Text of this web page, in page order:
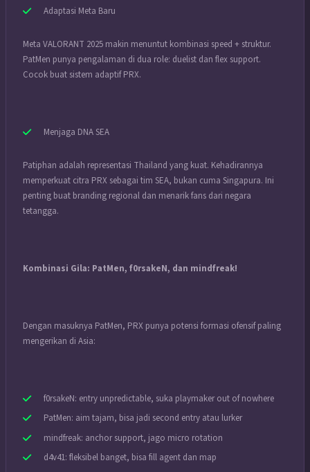
Adaptasi Meta Baru
Meta VALORANT 2025 makin menuntut kombinasi speed + struktur.
PatMen punya pengalaman di dua role: duelist dan flex support.
Cocok buat sistem adaptif PRX.
Menjaga DNA SEA
Patiphan adalah representasi Thailand yang kuat. Kehadirannya
memperkuat citra PRX sebagai tim SEA, bukan cuma Singapura. Ini
penting buat branding regional dan menarik fans dari negara
tetangga.
Kombinasi Gila: PatMen, f0rsakeN, dan mindfreak!
Dengan masuknya PatMen, PRX punya potensi formasi ofensif paling
mengerikan di Asia:
f0rsakeN: entry unpredictable, suka playmaker out of nowhere
PatMen: aim tajam, bisa jadi second entry atau lurker
mindfreak: anchor support, jago micro rotation
d4v41: fleksibel banget, bisa fill agent dan map